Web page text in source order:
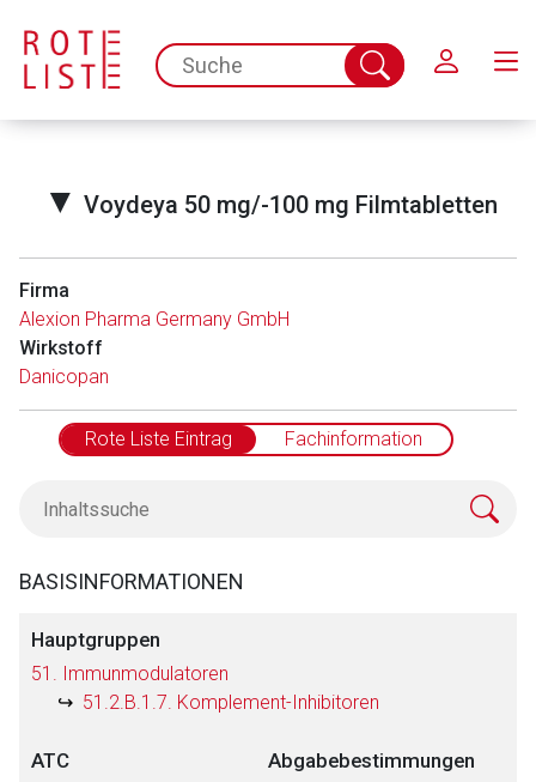
spc.search.input.placeholder
Suche
abschicken
▼ Voydeya 50 mg/-100 mg Filmtabletten
Firma
Alexion Pharma Germany GmbH
Wirkstoff
Danicopan
Rote Liste Eintrag Fachinformation
BASISINFORMATIONEN
Hauptgruppen
51. Immunmodulatoren
51.2.B.1.7. Komplement-Inhibitoren
ATC Abgabebestimmungen